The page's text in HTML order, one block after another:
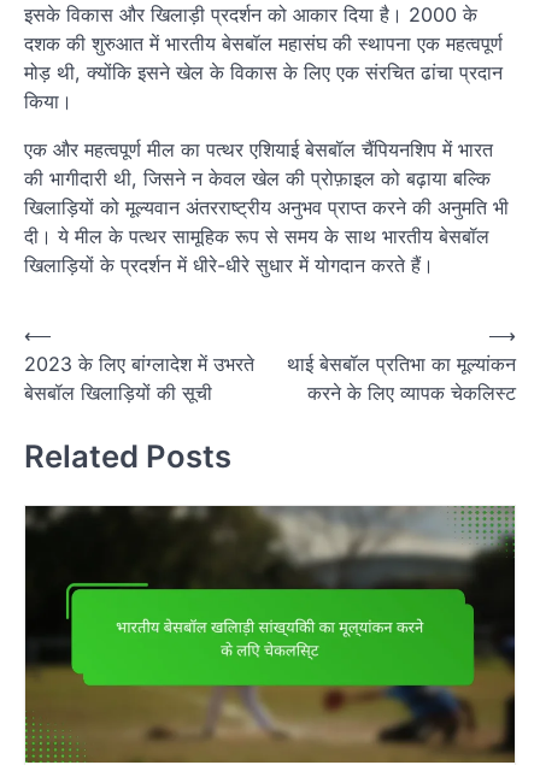
इसके विकास और खिलाड़ी प्रदर्शन को आकार दिया है। 2000 के
दशक की शुरुआत में भारतीय बेसबॉल महासंघ की स्थापना एक महत्वपूर्ण
मोड़ थी, क्योंकि इसने खेल के विकास के लिए एक संरचित ढांचा प्रदान
किया।
एक और महत्वपूर्ण मील का पत्थर एशियाई बेसबॉल चैंपियनशिप में भारत
की भागीदारी थी, जिसने न केवल खेल की प्रोफ़ाइल को बढ़ाया बल्कि
खिलाड़ियों को मूल्यवान अंतरराष्ट्रीय अनुभव प्राप्त करने की अनुमति भी
दी। ये मील के पत्थर सामूहिक रूप से समय के साथ भारतीय बेसबॉल
खिलाड़ियों के प्रदर्शन में धीरे-धीरे सुधार में योगदान करते हैं।
P
o
t
a
g
a
t
i
⟵
2023 के लिए बांग्लादेश में उभरते
बेसबॉल खिलाड़ियों की सूची
थाई बेसबॉल प्रतिभा का मूल्यांकन
करने के लिए व्यापक चेकलिस्ट
⟶
Related Posts